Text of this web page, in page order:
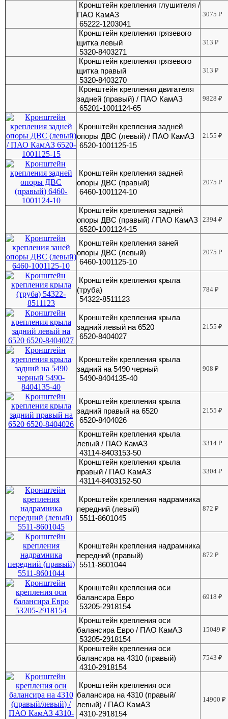
Кронштейн крепления глушителя /
ПАО КамАЗ
65222-1203041
3075₽
Кронштейн крепления грязевого
щитка левый
5320-8403271
313₽
Кронштейн крепления грязевого
щитка правый
5320-8403270
313₽
Кронштейн крепления двигателя
задней (правый) / ПАО КамАЗ
65201-1001124-65
9828₽
Кронштейн крепления задней
опоры ДВС (левый) / ПАО КамАЗ
6520-1001125-15
2155₽
Кронштейн крепления задней
опоры ДВС (правый)
6460-1001124-10
2075₽
Кронштейн крепления задней
опоры ДВС (правый) / ПАО КамАЗ
6520-1001124-15
2394₽
Кронштейн крепления заней
опоры ДВС (левый)
6460-1001125-10
2075₽
Кронштейн крепления крыла
(труба)
54322-8511123
784₽
Кронштейн крепления крыла
задний левый на 6520
6520-8404027
2155₽
Кронштейн крепления крыла
задний на 5490 черный
5490-8404135-40
908₽
Кронштейн крепления крыла
задний правый на 6520
6520-8404026
2155₽
Кронштейн крепления крыла
левый / ПАО КамАЗ
43114-8403153-50
3314₽
Кронштейн крепления крыла
правый / ПАО КамАЗ
43114-8403152-50
3304₽
Кронштейн крепления надрамника
передний (левый)
5511-8601045
872₽
Кронштейн крепления надрамника
передний (правый)
5511-8601044
872₽
Кронштейн крепления оси
балансира Евро
53205-2918154
6918₽
Кронштейн крепления оси
балансира Евро / ПАО КамАЗ
53205-2918154
15049₽
Кронштейн крепления оси
балансира на 4310 (правый)
4310-2918154
7543₽
Кронштейн крепления оси
балансира на 4310 (правый/
левый) / ПАО КамАЗ
4310-2918154
14900₽